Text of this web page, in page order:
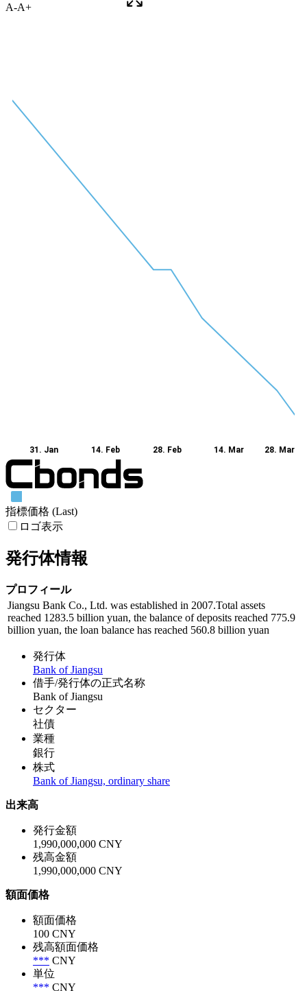
A-A+
31. Jan 14. Feb 28. Feb 14. Mar 28. Mar
指標価格 (Last)
ロゴ表示
発行体情報
プロフィール
Jiangsu Bank Co., Ltd. was established in 2007.Total assets
reached 1283.5 billion yuan, the balance of deposits reached 775.9
billion yuan, the loan balance has reached 560.8 billion yuan
発行体
Bank of Jiangsu
借手/発行体の正式名称
Bank of Jiangsu
セクター
社債
業種
銀行
株式
Bank of Jiangsu, ordinary share
出来高
発行金額
1,990,000,000 CNY
残高金額
1,990,000,000 CNY
額面価格
額面価格
100 CNY
残高額面価格
*** CNY
単位
*** CNY